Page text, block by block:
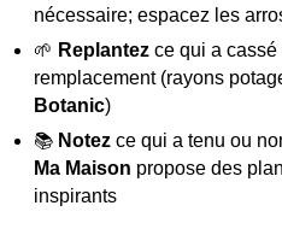
nécessaire; espacez les
🌱 Replantez ce qui a
remplacement (rayons
Botanic)
📚 Notez ce qui a tenu ou
Ma Maison propose des
inspirants